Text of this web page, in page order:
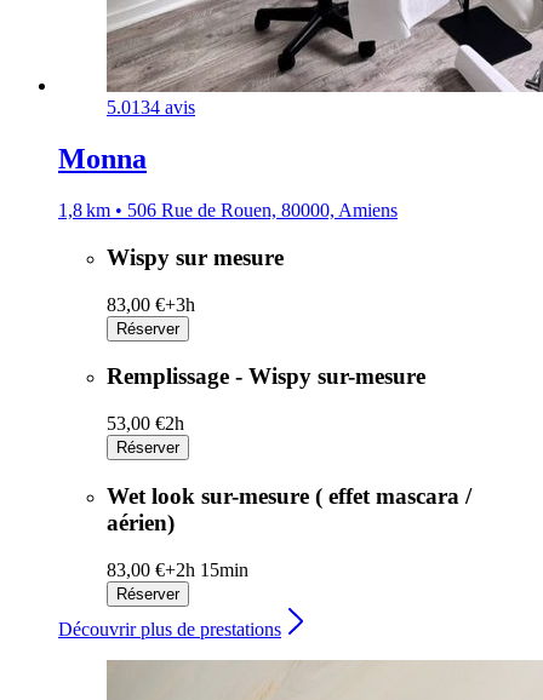
5.0134 avis
Monna
1,8 km • 506 Rue de Rouen, 80000, Amiens
Wispy sur mesure
83,00 €+3h
Réserver
Remplissage - Wispy sur-mesure
53,00 €2h
Réserver
Wet look sur-mesure ( effet mascara /
aérien)
83,00 €+2h 15min
Réserver
Découvrir plus de prestations